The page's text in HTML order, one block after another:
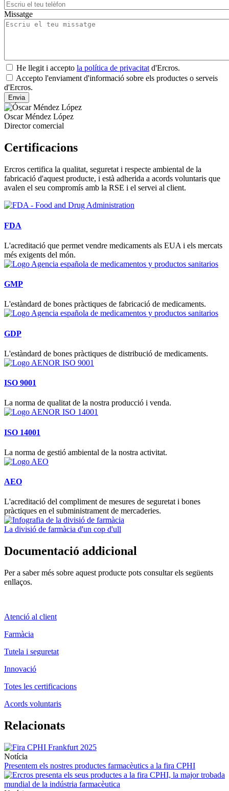
Missatge
He llegit i accepto la política de privacitatd'Ercros.
Accepto l'enviament d'informació sobre els productes o serveis
d'Ercros.
Oscar Méndez López
Director comercial
Certificacions
Ercros certifica la qualitat, seguretat i respecte ambiental de la
fabricació d'aquest producte, i està adherida a acords voluntaris que
avalen el seu compromís amb la RSE i el servei al client.
FDA
L'acreditació que permet vendre medicaments als EUA i els mercats
més exigents del món.
GMP
L'estàndard de bones pràctiques de fabricació de medicaments.
GDP
L'estàndard de bones pràctiques de distribució de medicaments.
ISO 9001
La norma de qualitat de la nostra producció i venda.
ISO 14001
La norma de gestió ambiental de la nostra activitat.
AEO
L'acreditació del compliment de mesures de seguretat i bones
pràctiques en el subministrament de mercaderies.
La divisió de farmàcia d'un cop d'ull
Documentació addicional
Per a saber més sobre aquest producte pots consultar els següents
enllaços.
Atenció al client
Farmàcia
Tutela i seguretat
Innovació
Totes les certificacions
Acords voluntaris
Relacionats
Notícia
Presentem els nostres productes farmacèutics a la fira CPHI